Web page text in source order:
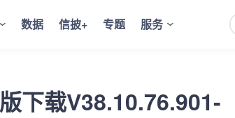
数据 信披+ 专题 服务
下载V38.10.76.901-